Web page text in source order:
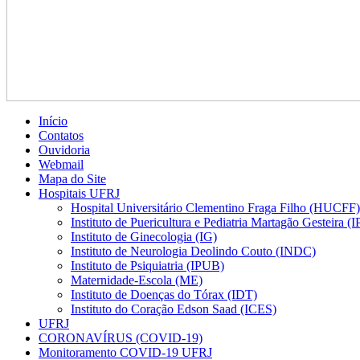
Início
Contatos
Ouvidoria
Webmail
Mapa do Site
Hospitais UFRJ
Hospital Universitário Clementino Fraga Filho (HUCFF)
Instituto de Puericultura e Pediatria Martagão Gesteira
Instituto de Ginecologia (IG)
Instituto de Neurologia Deolindo Couto (INDC)
Instituto de Psiquiatria (IPUB)
Maternidade-Escola (ME)
Instituto de Doenças do Tórax (IDT)
Instituto do Coração Edson Saad (ICES)
UFRJ
CORONAVÍRUS (COVID-19)
Monitoramento COVID-19 UFRJ